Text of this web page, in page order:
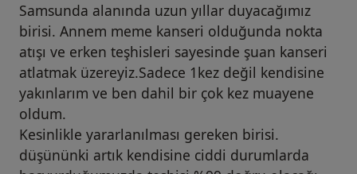
Samsunda alanında uzun yıllar duyacağımız
birisi. Annem meme kanseri olduğunda nokta
atışı ve erken teşhisleri sayesinde şuan kanseri
atlatmak üzereyiz.Sadece 1kez değil kendisine
yakınlarım ve ben dahil bir çok kez muayene
oldum.
Kesinlikle yararlanılması gereken birisi.
düşününki artık kendisine ciddi durumlarda